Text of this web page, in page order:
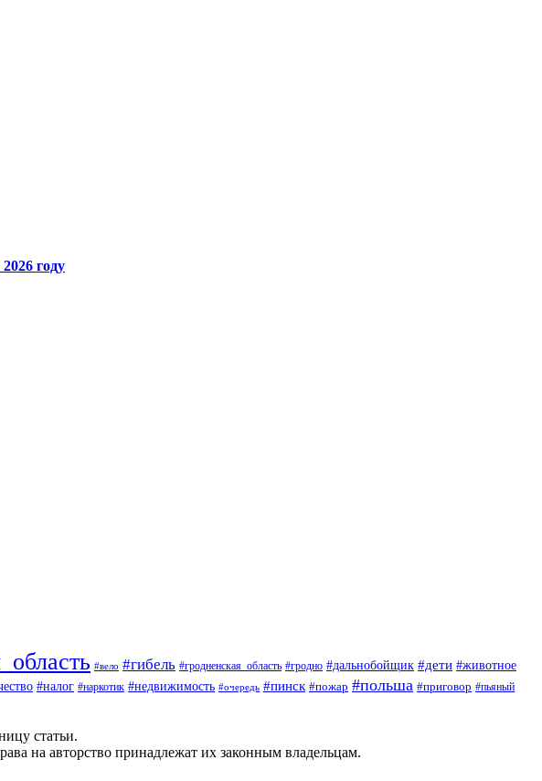
году
#вело #гибель #гродненская_область #гродно #дальнобойщик #дети #животное
#налог #наркотик #недвижимость #очередь #пинск #пожар #польша #приговор #пьяный
статьи.
на авторство принадлежат их законным владельцам.